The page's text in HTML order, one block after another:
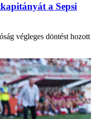
a Sepsi
végleges döntést hozott